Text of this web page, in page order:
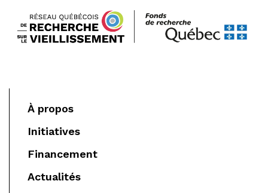
À propos
Initiatives
Financement
Actualités